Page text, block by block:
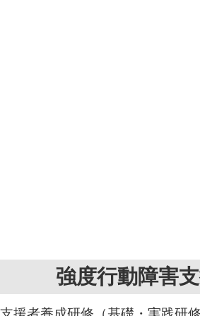
強度行動障害